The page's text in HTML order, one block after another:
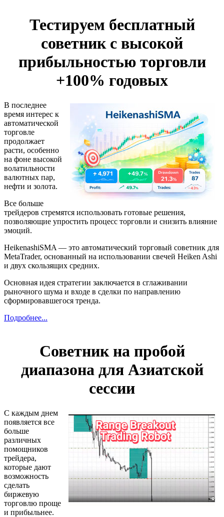
Тестируем бесплатный
советник с высокой
прибыльностью торговли
+100% годовых
В последнее
время интерес к
автоматической
торговле
продолжает
расти, особенно
на фоне высокой
волатильности
валютных пар,
нефти и золота.
Все больше
трейдеров стремятся использовать готовые решения,
позволяющие упростить процесс торговли и снизить влияние
эмоций.
HeikenashiSMA — это автоматический торговый советник для
MetaTrader, основанный на использовании свечей Heiken Ashi
и двух скользящих средних.
Основная идея стратегии заключается в сглаживании
рыночного шума и входе в сделки по направлению
сформировавшегося тренда.
Подробнее...
Советник на пробой
диапазона для Азиатской
сессии
С каждым днем
появляется все
больше
различных
помощников
трейдера,
которые дают
возможность
сделать
биржевую
торговлю проще
и прибыльнее.